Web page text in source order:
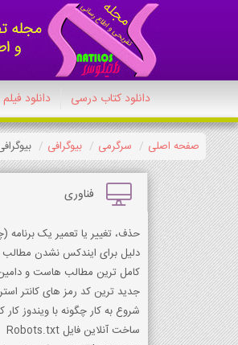
دانلود کتاب درسی دانلود فیلم
صفحه اصلی سرگرمی بیوگرافی
فناوری
حذف، تغییر یا تعمیر یک برنامه
دلیل برای ایندکس نشدن
کامل ترین مطالب هاست و
جدید ترین کد رمز های کانتر
شروع به کار چگونه با ویندوز
ساخت آنلاین فایل Robots.txt